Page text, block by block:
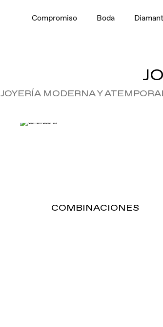
Compromiso Boda
JOYERÍA MODERNA Y
COMBINACIONES